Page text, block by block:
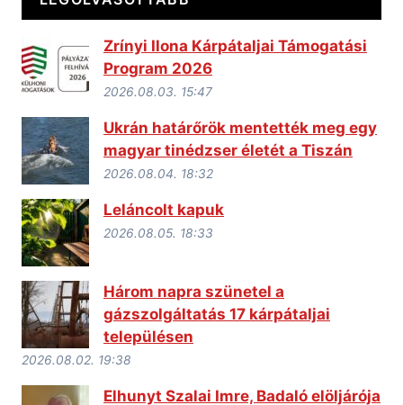
Zrínyi Ilona Kárpátaljai Támogatási
Program 2026
2026.08.03. 15:47
Ukrán határőrök mentették meg egy
magyar tinédzser életét a Tiszán
2026.08.04. 18:32
Leláncolt kapuk
2026.08.05. 18:33
Három napra szünetel a
gázszolgáltatás 17 kárpátaljai
településen
2026.08.02. 19:38
Elhunyt Szalai Imre, Badaló elöljárója